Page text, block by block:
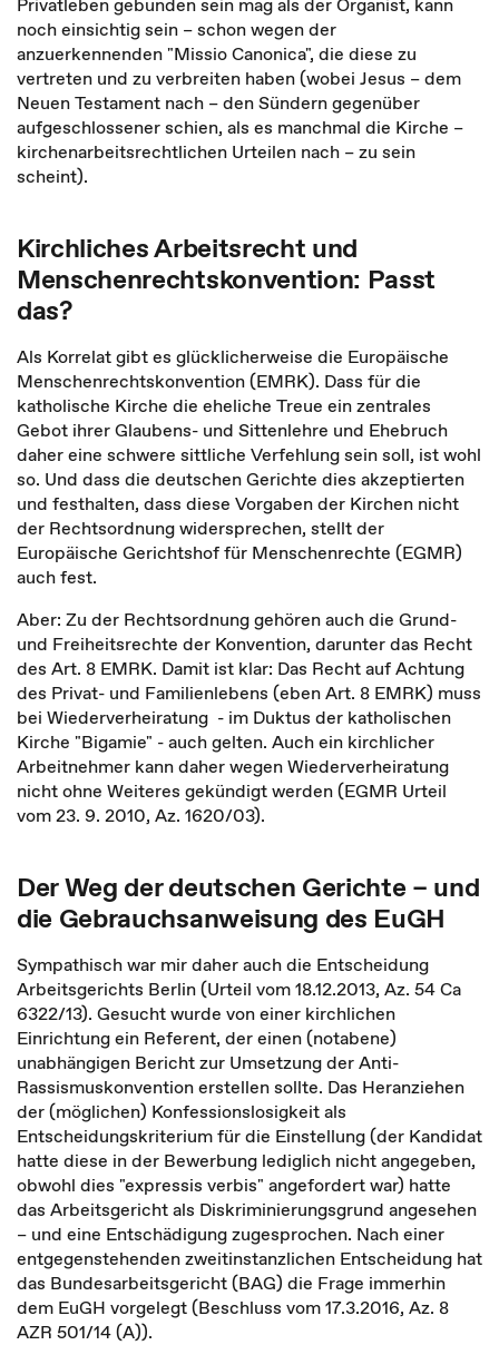
noch einsichtig sein – schon wegen der
anzuerkennenden "Missio Canonica", die diese zu
vertreten und zu verbreiten haben (wobei Jesus – dem
Neuen Testament nach – den Sündern gegenüber
aufgeschlossener schien, als es manchmal die Kirche –
kirchenarbeitsrechtlichen Urteilen nach – zu sein
scheint).
Kirchliches Arbeitsrecht und
Menschenrechtskonvention: Passt
das?
Als Korrelat gibt es glücklicherweise die Europäische
Menschenrechtskonvention (EMRK). Dass für die
katholische Kirche die eheliche Treue ein zentrales
Gebot ihrer Glaubens- und Sittenlehre und Ehebruch
daher eine schwere sittliche Verfehlung sein soll, ist wohl
so. Und dass die deutschen Gerichte dies akzeptierten
und festhalten, dass diese Vorgaben der Kirchen nicht
der Rechtsordnung widersprechen, stellt der
Europäische Gerichtshof für Menschenrechte (EGMR)
auch fest.
Aber: Zu der Rechtsordnung gehören auch die Grund-
und Freiheitsrechte der Konvention, darunter das Recht
des Art. 8 EMRK. Damit ist klar: Das Recht auf Achtung
des Privat- und Familienlebens (eben Art. 8 EMRK) muss
bei Wiederverheiratung - im Duktus der katholischen
Kirche "Bigamie" - auch gelten. Auch ein kirchlicher
Arbeitnehmer kann daher wegen Wiederverheiratung
nicht ohne Weiteres gekündigt werden (EGMR Urteil
vom 23. 9. 2010, Az. 1620/03).
Der Weg der deutschen Gerichte – und
die Gebrauchsanweisung des EuGH
Sympathisch war mir daher auch die Entscheidung
Arbeitsgerichts Berlin (Urteil vom 18.12.2013, Az. 54 Ca
6322/13). Gesucht wurde von einer kirchlichen
Einrichtung ein Referent, der einen (notabene)
unabhängigen Bericht zur Umsetzung der Anti-
Rassismuskonvention erstellen sollte. Das Heranziehen
der (möglichen) Konfessionslosigkeit als
Entscheidungskriterium für die Einstellung (der Kandidat
hatte diese in der Bewerbung lediglich nicht angegeben,
obwohl dies "expressis verbis" angefordert war) hatte
das Arbeitsgericht als Diskriminierungsgrund angesehen
– und eine Entschädigung zugesprochen. Nach einer
entgegenstehenden zweitinstanzlichen Entscheidung hat
das Bundesarbeitsgericht (BAG) die Frage immerhin
dem EuGH vorgelegt (Beschluss vom 17.3.2016, Az. 8
AZR 501/14 (A)).